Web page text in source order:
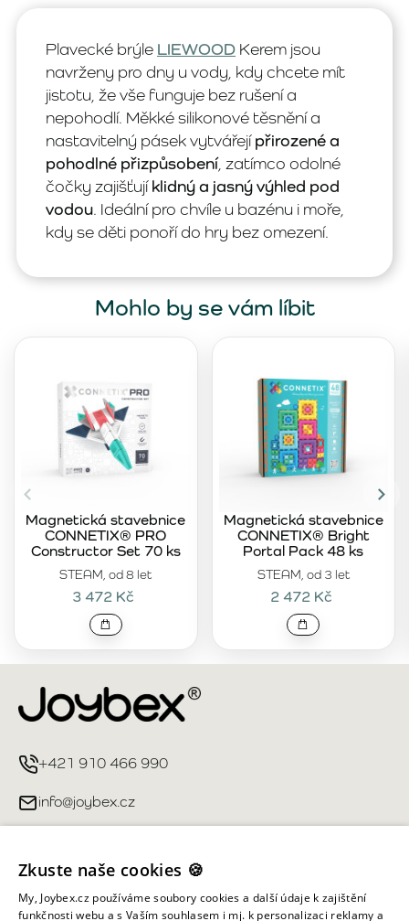
Plavecké brýle LIEWOOD Kerem jsou
navrženy pro dny u vody, kdy chcete mít
jistotu, že vše funguje bez rušení a
nepohodlí. Měkké silikonové těsnění a
nastavitelný pásek vytvářejípřirozené a
pohodlné přizpůsobení, zatímco odolné
čočky zajišťujíklidný a jasný výhled pod
vodou. Ideální pro chvíle u bazénu i moře,
kdy se děti ponoří do hry bez omezení.
Mohlo by se vám líbit
STEAM, od 8 let
Magnetická stavebnice
CONNETIX® PRO
Constructor Set 70 ks
3 472 Kč
STEAM, od 3 let
Magnetická stavebnice
CONNETIX® Bright
Portal Pack 48 ks
2 472 Kč
+421 910 466 990
info@joybex.cz
Můj účet
Zkuste naše cookies 🍪
My, Joybex.cz používáme soubory cookies a další údaje k zajištění
funkčnosti webu a s Vaším souhlasem i mj. k personalizaci reklamy a